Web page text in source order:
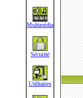
Multimédia
Sécurité
Utilitaires